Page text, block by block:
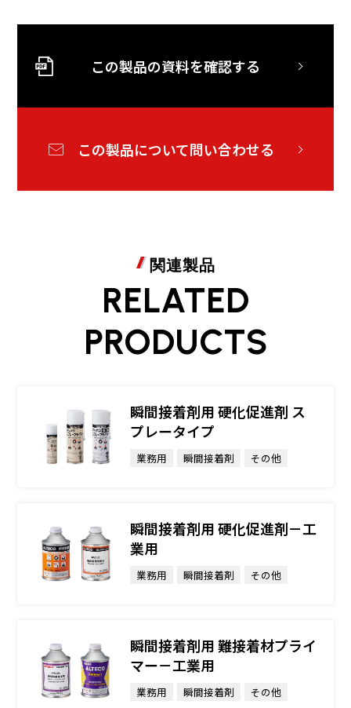
この製品の資料を確認する
この製品について問い合わせる
関連製品
RELATED
PRODUCTS
瞬間接着剤用 硬化促進剤 ス
プレータイプ
業務用 瞬間接着剤 その他
瞬間接着剤用 硬化促進剤－工
業用
業務用 瞬間接着剤 その他
瞬間接着剤用 難接着材プライ
マー－工業用
業務用 瞬間接着剤 その他